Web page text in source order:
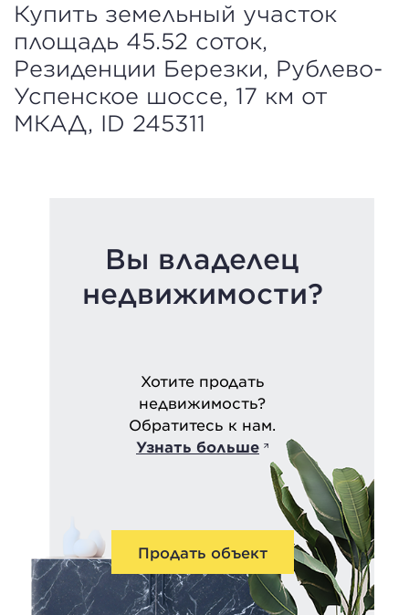
Купить земельный участок
площадь 45.52 соток,
Резиденции Березки, Рублево-
Успенское шоссе, 17 км от
МКАД, ID 245311
Вы владелец
недвижимости?
Хотите продать
недвижимость?
Обратитесь к нам.
Узнать больше
Продать объект